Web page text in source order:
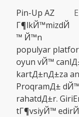
Pin-Up AZ
Г¶lkЙ™mizdЙ
™ Й™n
populyar
oyun vЙ™
kartД±nД±za
ProqramД±
rahatdД±r.
tГ¶vsiyЙ™